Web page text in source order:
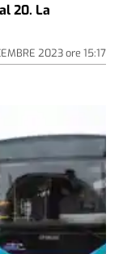
20. La
2023ore 15:17